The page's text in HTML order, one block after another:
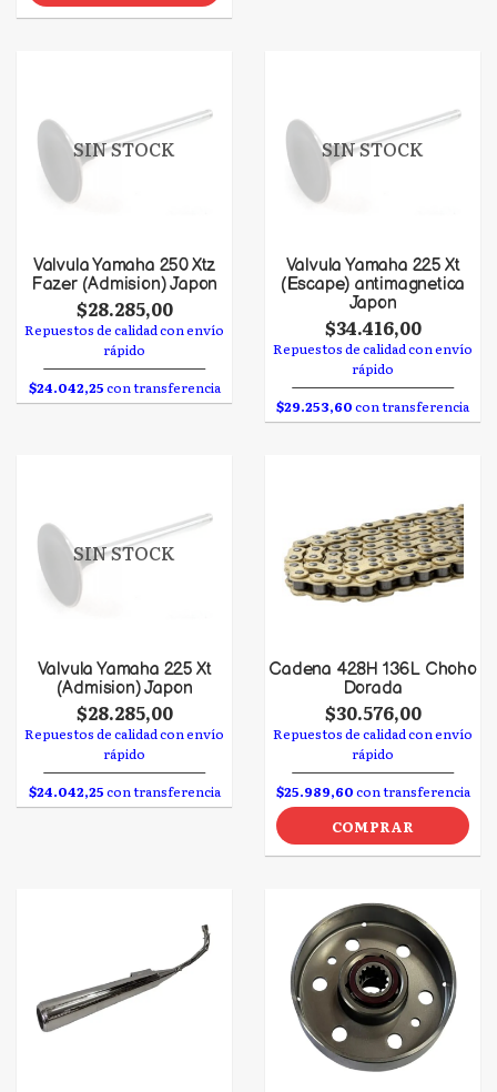
SIN STOCK
Valvula Yamaha 250 Xtz
Fazer (Admision) Japon
$28.285,00
Repuestos de calidad con envío
rápido
$24.042,25con transferencia
SIN STOCK
Valvula Yamaha 225 Xt
(Escape) antimagnetica
Japon
$34.416,00
Repuestos de calidad con envío
rápido
$29.253,60con transferencia
SIN STOCK
Valvula Yamaha 225 Xt
(Admision) Japon
$28.285,00
Repuestos de calidad con envío
rápido
$24.042,25con transferencia
Cadena 428H 136L Choho
Dorada
$30.576,00
Repuestos de calidad con envío
rápido
$25.989,60con transferencia
COMPRAR